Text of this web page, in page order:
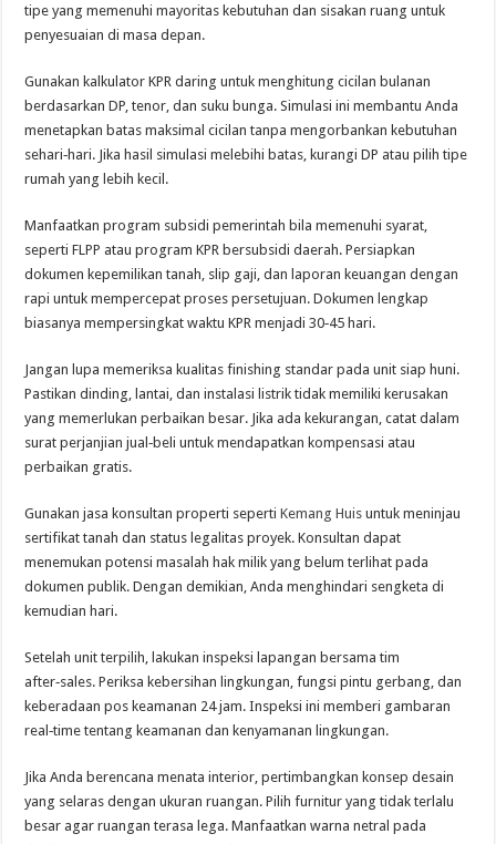
tipe yang memenuhi mayoritas kebutuhan dan sisakan ruang untuk
penyesuaian di masa depan.
Gunakan kalkulator KPR daring untuk menghitung cicilan bulanan
berdasarkan DP, tenor, dan suku bunga. Simulasi ini membantu Anda
menetapkan batas maksimal cicilan tanpa mengorbankan kebutuhan
sehari‑hari. Jika hasil simulasi melebihi batas, kurangi DP atau pilih tipe
rumah yang lebih kecil.
Manfaatkan program subsidi pemerintah bila memenuhi syarat,
seperti FLPP atau program KPR bersubsidi daerah. Persiapkan
dokumen kepemilikan tanah, slip gaji, dan laporan keuangan dengan
rapi untuk mempercepat proses persetujuan. Dokumen lengkap
biasanya mempersingkat waktu KPR menjadi 30‑45 hari.
Jangan lupa memeriksa kualitas finishing standar pada unit siap huni.
Pastikan dinding, lantai, dan instalasi listrik tidak memiliki kerusakan
yang memerlukan perbaikan besar. Jika ada kekurangan, catat dalam
surat perjanjian jual‑beli untuk mendapatkan kompensasi atau
perbaikan gratis.
Gunakan jasa konsultan properti sepertiKemang Huis untuk meninjau
sertifikat tanah dan status legalitas proyek. Konsultan dapat
menemukan potensi masalah hak milik yang belum terlihat pada
dokumen publik. Dengan demikian, Anda menghindari sengketa di
kemudian hari.
Setelah unit terpilih, lakukan inspeksi lapangan bersama tim
after‑sales. Periksa kebersihan lingkungan, fungsi pintu gerbang, dan
keberadaan pos keamanan 24 jam. Inspeksi ini memberi gambaran
real‑time tentang keamanan dan kenyamanan lingkungan.
Jika Anda berencana menata interior, pertimbangkan konsep desain
yang selaras dengan ukuran ruangan. Pilih furnitur yang tidak terlalu
besar agar ruangan terasa lega. Manfaatkan warna netral pada